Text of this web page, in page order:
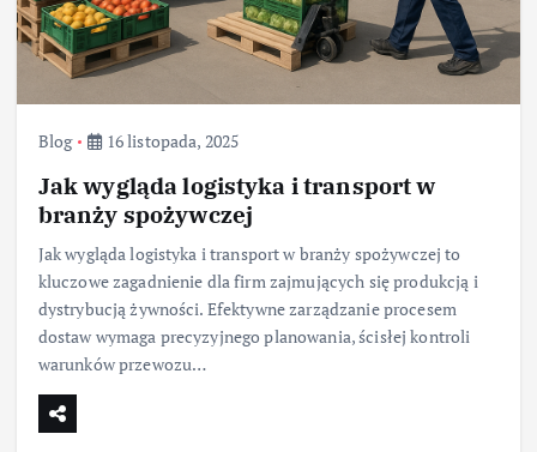
Blog 16 listopada, 2025
Jak wygląda logistyka i transport w
branży spożywczej
Jak wygląda logistyka i transport w branży spożywczej to
kluczowe zagadnienie dla firm zajmujących się produkcją i
dystrybucją żywności. Efektywne zarządzanie procesem
dostaw wymaga precyzyjnego planowania, ścisłej kontroli
warunków przewozu…